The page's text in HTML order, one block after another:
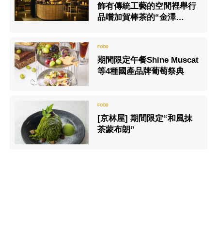
飾有傳統工藝的空間裡舉行
品嚐加賀棒茶的“金澤
期間限定午餐Shine Muscat
等4種國產品牌葡萄祭典
[京林屋] 期間限定“和風抹
茶蒙布朗”